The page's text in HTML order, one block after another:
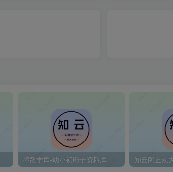
墨蹊学库-幼小初电子资料库 知云阁正规